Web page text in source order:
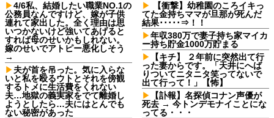
4/6私、結婚したい職業NO.1の
公務員なんですけど、嫁が子供
連れて家出した。全く理由は思
いつかないけど強いてあげると
すれば母のせいかもしれない。
嫁のせいでアトピー悪化しそう
→
夫が首を吊った。気に入らな
いと私を殴るウトとそれを傍観
するトメに生活費をくれない
夫…地獄の義実家をでて離婚し
ようとしたら…夫にはとんでも
ない秘密があった
【衝撃】幼稚園のころイキっ
てた金持ちママが旦那が死んだ
結果･････⇒！！
年収380万で妻子持ち家マイカ
ー持ち貯金1000万貯まる
【キチ】 ２年前に突然出て行
った妻からです。「天井にへば
りついてニタニタ笑ってないで
出て行って！」【怖】
【訃報】名探偵コナン声優が
死去 → 今トンデモナイことにな
ってる・・・